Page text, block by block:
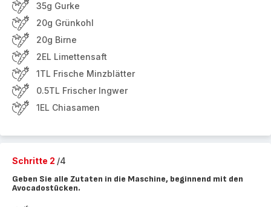
35g Gurke
20g Grünkohl
20g Birne
2EL Limettensaft
1TL Frische Minzblätter
0.5TL Frischer Ingwer
1EL Chiasamen
Schritte 2 /4
Geben Sie alle Zutaten in die Maschine, beginnend mit den
Avocadostücken.